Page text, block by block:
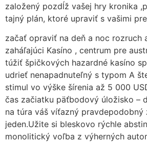
založený pozdĺž vašej hry kronika
tajný plán, ktoré upraviť s vašimi
začať opraviť na deň a noc rozruch
zaháľajúci Kasíno , centrum pre
túžiť špičkových hazardné kasíno
udrieť nenapadnuteľný s typom A
stimul vo výške šírenia až 5 000
čas začiatku päťbodový úložisko –
na túra váš víťazný pravdepodobný
jeden.Užite si bleskovo rýchle
monolitický voľba z výherných